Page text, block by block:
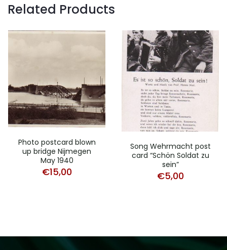
Related Products
Photo postcard blown
up bridge Nijmegen
May 1940
€15,00
Song Wehrmacht post
card “Schön Soldat zu
sein”
€5,00